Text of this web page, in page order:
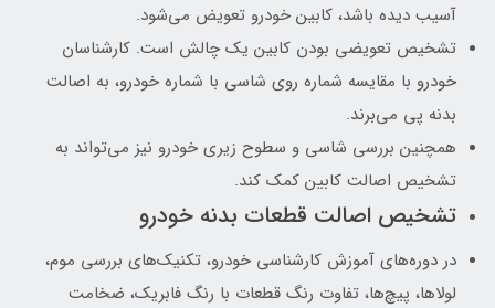
آسیب دیده باشد، کابین خودرو تعویض می‌شود.
تشخیص تعویضی بودن کابین یک چالش است. کارشناسان
خودرو با مقایسه شماره روی شاسی با شماره خودرو، به اصالت
بدنه پی می‌برند.
همچنین بررسی شاسی و سطوح زیری خودرو نیز می‌تواند به
تشخیص اصالت کابین کمک کند.
تشخیص اصالت قطعات بدنه خودرو
در دوره‌های آموزش کارشناسی خودرو، تکنیک‌های بررسی موم،
لولاها، پیچ‌ها، تفاوت رنگ قطعات با رنگ فابریک، ضخامت